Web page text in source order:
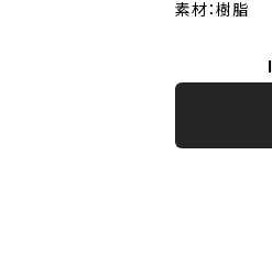
素材：樹脂